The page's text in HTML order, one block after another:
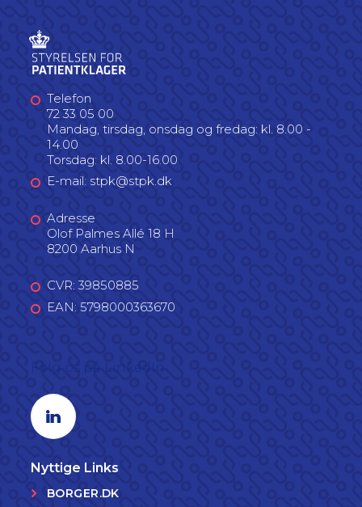
Telefon
72 33 05 00
Mandag, tirsdag, onsdag og fredag: kl. 8.00 -
14.00
Torsdag: kl. 8.00-16.00
E-mail: stpk@stpk.dk
Adresse
Olof Palmes Allé 18 H
8200 Aarhus N
CVR: 39850885
EAN: 5798000363670
Linkedin profil
Nyttige Links
BORGER.DK